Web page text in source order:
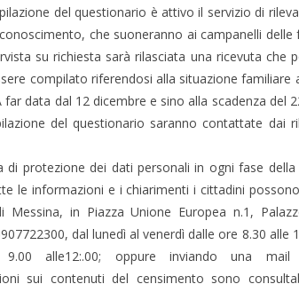
del questionario è attivo il servizio di
che suoneranno ai campanelli delle
su richiesta sarà rilasciata una ricevuta che
compilato riferendosi alla situazione familiare
data dal 12 dicembre e sino alla scadenza del
del questionario saranno contattate dai
protezione dei dati personali in ogni fase della
le informazioni e i chiarimenti i cittadini
Messina, in Piazza Unione Europea n.1,
dal lunedì al venerdì dalle ore 8.30 alle
alle12:.00; oppure inviando una mail
sui contenuti del censimento sono